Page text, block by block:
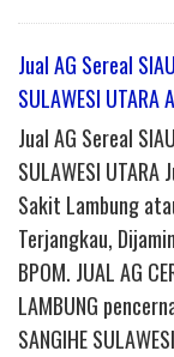
Jual AG Sereal
SULAWESI
Jual AG Sereal
SULAWESI
Sakit Lambung
Terjangkau,
BPOM. JUAL AG
LAMBUNG
SANGIHE